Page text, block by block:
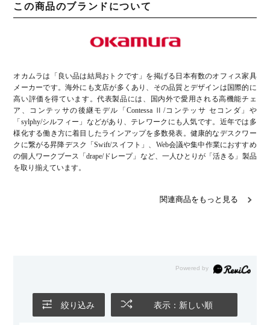
この商品のブランドについて
オカムラは「良い品は結局おトクです」を掲げる日本有数のオフィス家具
メーカーです。海外にも支店が多くあり、その品質とデザインは国際的に
高い評価を得ています。代表製品には、国内外で愛用される高機能チェ
ア、コンテッサの後継モデル「Contessa Ⅱ/コンテッサ セコンダ」や
「sylphy/シルフィー」などがあり、テレワークにも人気です。近年では多
様化する働き方に着目したラインアップを多数発表。健康的なデスクワー
クに繋がる昇降デスク「Swift/スイフト」、Web会議や集中作業におすすめ
の個人ワークブース「drape/ドレープ」など、一人ひとりが「活きる」製品
を取り揃えています。
関連商品をもっと見る
絞り込み 表示：新しい順